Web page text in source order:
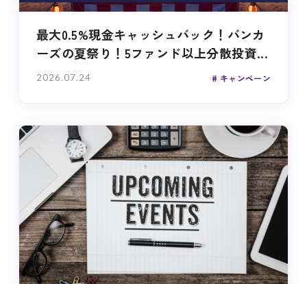
最大0.5%現金キャッシュバック！バンカ
ーズの夏祭り！5ファンド以上分散投資...
2026.07.24 キャンペーン